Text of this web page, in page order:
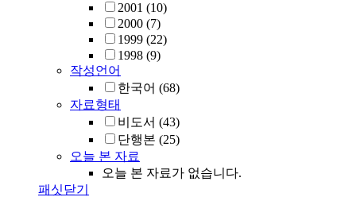
2001 (10)
2000 (7)
1999 (22)
1998 (9)
작성언어
한국어 (68)
자료형태
비도서 (43)
단행본 (25)
오늘 본 자료
오늘 본 자료가 없습니다.
패싯닫기